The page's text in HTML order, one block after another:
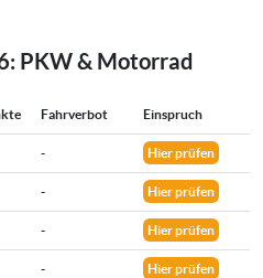
PKW & Motorrad
Fahrverbot Einspruch
- Hier prüfen
- Hier prüfen
- Hier prüfen
- Hier prüfen